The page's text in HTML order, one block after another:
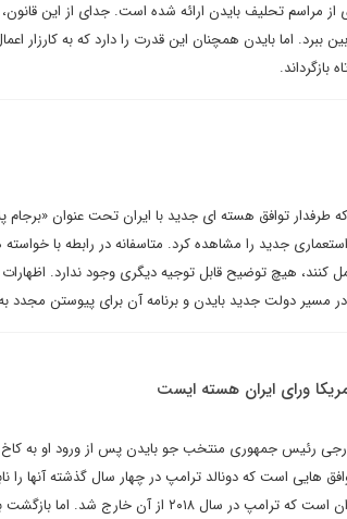
مراسم تحلیف بایدن ارائه شده است. جدای از این قانون،
ببرد. اما بایدن همچنان این قدرت را دارد که به کارزار
بازگرداند.
طرفدار توافق هسته ای جدید با ایران تحت عنوان
جدید را مشاهده کرد. متاسفانه در رابطه با
کنند، هیچ توضیح قابل توجیه دیگری وجود ندارد.
مسیر دولت جدید بایدن و برنامه آن برای پیوستن مجدد
ورای ایران هسته ایست
رئیس جمهوری منتخب جو بایدن پس از ورود او به کاخ
هایی است که دونالد ترامپ در چهار سال گذشته آنها را
توافق ها، توافق هسته ای سال ۲۰۱۵ با ایران است که ترامپ در سال